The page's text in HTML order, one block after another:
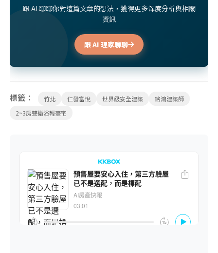
跟 AI 聊聊你對這篇文章的想法，獲得更多深度分析與相關
資訊
跟 AI 理家聊聊
標籤： 竹北 仁發富悅 世界級安全建築
銘鴻建築師
2~3房雙衛浴輕豪宅